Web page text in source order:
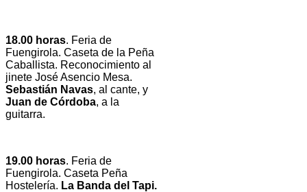
18.00 horas. Feria de
Fuengirola. Caseta de la Peña
Caballista. Reconocimiento al
jinete José Asencio Mesa.
Sebastián Navas, al cante, y
Juan de Córdoba, a la
guitarra.
19.00 horas. Feria de
Fuengirola. Caseta Peña
Hostelería. La Banda del Tapi.